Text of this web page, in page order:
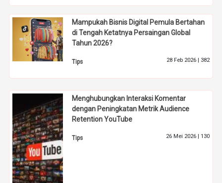
Mampukah Bisnis Digital Pemula Bertahan
di Tengah Ketatnya Persaingan Global
Tahun 2026?
Tips 28 Feb 2026 | 382
Menghubungkan Interaksi Komentar
dengan Peningkatan Metrik Audience
Retention YouTube
Tips 26 Mei 2026 | 130